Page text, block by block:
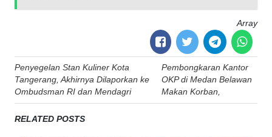
Array
Post
navigation
Penyegelan Stan Kuliner Kota
Tangerang, Akhirnya Dilaporkan ke
Ombudsman RI dan Mendagri
Pembongkaran Kantor
OKP di Medan Belawan
Makan Korban,
RELATED POSTS